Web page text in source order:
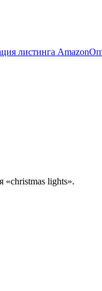
листинга Amazon
«christmas lights».